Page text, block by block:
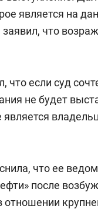
является на
что
что если суд
не будет
является
что ее
после
отношении